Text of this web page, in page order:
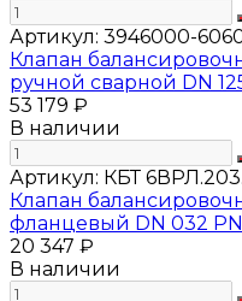
Артикул: 3946000-
Клапан
ручной сварной DN
53 179 ₽
В наличии
Артикул: КБТ
Клапан
фланцевый DN 032 PN
20 347 ₽
В наличии